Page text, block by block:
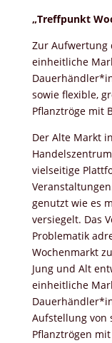
„Treffpunkt
Zur Aufwertung
einheitliche
sowie flexible,
Pflanztröge mit
Der Alte Markt
vielseitige
genutzt wie es
versiegelt. Das
Problematik
Wochenmarkt
Jung und Alt
einheitliche
Aufstellung von
Pflanztrögen